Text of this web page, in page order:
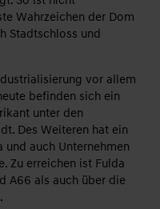
Wahrzeichen der Dom
Stadtschloss und
vor allem
befinden sich ein
unter den
Des Weiteren hat ein
und auch Unternehmen
Zu erreichen ist Fulda
A66 als auch über die